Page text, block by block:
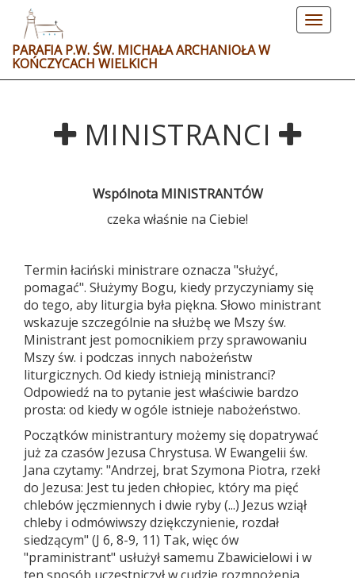
Toggle
PARAFIA P.W. ŚW. MICHAŁA ARCHANIOŁA W
KOŃCZYCACH WIELKICH
MINISTRANCI
Wspólnota MINISTRANTÓW
czeka właśnie na Ciebie!
Termin łaciński ministrare oznacza "służyć,
pomagać". Służymy Bogu, kiedy przyczyniamy się
do tego, aby liturgia była piękna. Słowo ministrant
wskazuje szczególnie na służbę we Mszy św.
Ministrant jest pomocnikiem przy sprawowaniu
Mszy św. i podczas innych nabożeństw
liturgicznych. Od kiedy istnieją ministranci?
Odpowiedź na to pytanie jest właściwie bardzo
prosta: od kiedy w ogóle istnieje nabożeństwo.
Początków ministrantury możemy się dopatrywać
już za czasów Jezusa Chrystusa. W Ewangelii św.
Jana czytamy: "Andrzej, brat Szymona Piotra, rzekł
do Jezusa: Jest tu jeden chłopiec, który ma pięć
chlebów jęczmiennych i dwie ryby (...) Jezus wziął
chleby i odmówiwszy dziękczynienie, rozdał
siedzącym" (J 6, 8-9, 11) Tak, więc ów
"praministrant" usłużył samemu Zbawicielowi i w